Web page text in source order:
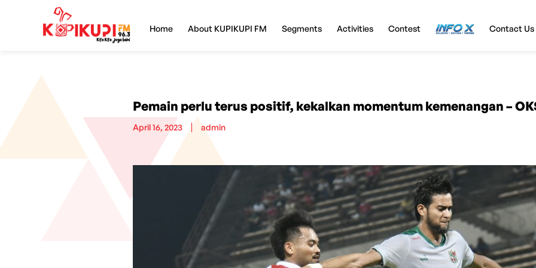
Home About KUPIKUPI FM Segments Activities Contest InfoX Contact Us
Pemain perlu terus positif, kekalkan momentum kemenangan –
April 16, 2023 admin